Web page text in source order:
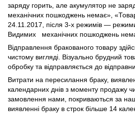
заряду горить, але акумулятор не
механічних пошкоджень немає»,
24.11.2017, після 3-х режимів —
Видимих механічних пошкоджень
Відправлення бракованого товару
чистому вигляді. Візуально брудний
обробку та відправляється до
Витрати на пересилання браку,
календарних днів з моменту продажу
замовлення нами, покриваються за
виявленні браку в строк більше 14